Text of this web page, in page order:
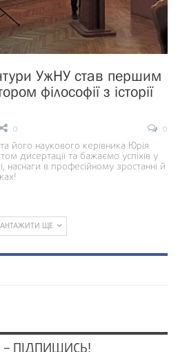
УжНУ став першим
філософії з історії
0
0
його наукового керівника Юрія
дисертації та бажаємо успіхів у
наснаги в професійному зростанні й
ЩЕ